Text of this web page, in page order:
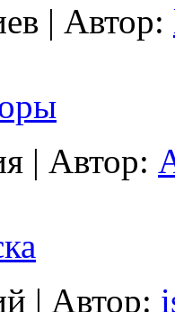
| Автор:
| Автор:
| Автор: